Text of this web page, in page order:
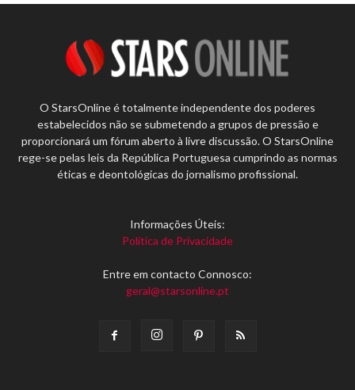
O StarsOnline é totalmente independente dos poderes
estabelecidos não se submetendo a grupos de pressão e
proporcionará um fórum aberto à livre discussão. O StarsOnline
rege-se pelas leis da República Portuguesa cumprindo as normas
éticas e deontológicas do jornalismo profissional.
Informações Úteis:
Política de Privacidade
Entre em contacto Connosco:
geral@starsonline.pt